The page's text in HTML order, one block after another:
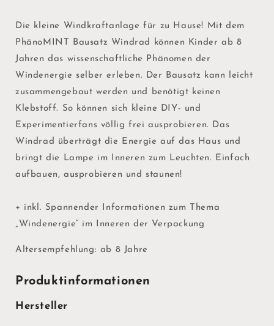
Die kleine Windkraftanlage für zu Hause! Mit dem
PhänoMINT Bausatz Windrad können Kinder ab 8
Jahren das wissenschaftliche Phänomen der
Windenergie selber erleben. Der Bausatz kann leicht
zusammengebaut werden und benötigt keinen
Klebstoff. So können sich kleine DIY- und
Experimentierfans völlig frei ausprobieren. Das
Windrad überträgt die Energie auf das Haus und
bringt die Lampe im Inneren zum Leuchten. Einfach
aufbauen, ausprobieren und staunen!
+ inkl. Spannender Informationen zum Thema
„Windenergie“ im Inneren der Verpackung
Altersempfehlung: ab 8 Jahre
Produktinformationen
Hersteller